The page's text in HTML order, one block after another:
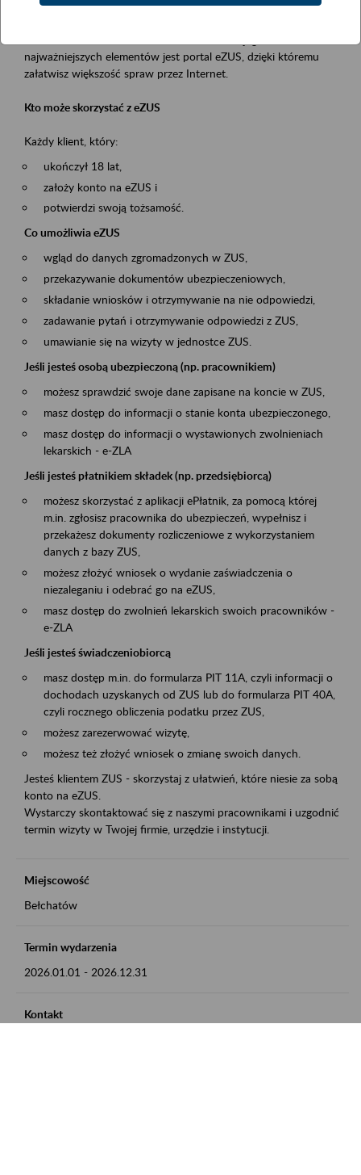
Platforma Usług Elektronicznych ZUS eZUS
najważniejszych elementów jest portal eZUS, dzięki któremu
załatwisz większość spraw przez Internet.
Kto może skorzystać z eZUS
Każdy klient, który:
ukończył 18 lat,
założy konto na eZUS i
potwierdzi swoją tożsamość.
Co umożliwia eZUS
wgląd do danych zgromadzonych w ZUS,
przekazywanie dokumentów ubezpieczeniowych,
składanie wniosków i otrzymywanie na nie odpowiedzi,
zadawanie pytań i otrzymywanie odpowiedzi z ZUS,
umawianie się na wizyty w jednostce ZUS.
Jeśli jesteś osobą ubezpieczoną (np. pracownikiem)
możesz sprawdzić swoje dane zapisane na koncie w ZUS,
masz dostęp do informacji o stanie konta ubezpieczonego,
masz dostęp do informacji o wystawionych zwolnieniach
lekarskich - e-ZLA
Jeśli jesteś płatnikiem składek (np. przedsiębiorcą)
możesz skorzystać z aplikacji ePłatnik, za pomocą której
m.in. zgłosisz pracownika do ubezpieczeń, wypełnisz i
przekażesz dokumenty rozliczeniowe z wykorzystaniem
danych z bazy ZUS,
możesz złożyć wniosek o wydanie zaświadczenia o
niezaleganiu i odebrać go na eZUS,
masz dostęp do zwolnień lekarskich swoich pracowników -
e-ZLA
Jeśli jesteś świadczeniobiorcą
masz dostęp m.in. do formularza PIT 11A, czyli informacji o
dochodach uzyskanych od ZUS lub do formularza PIT 40A,
czyli rocznego obliczenia podatku przez ZUS,
możesz zarezerwować wizytę,
możesz też złożyć wniosek o zmianę swoich danych.
Jesteś klientem ZUS - skorzystaj z ułatwień, które niesie za sobą
konto na eZUS.
Wystarczy skontaktować się z naszymi pracownikami i uzgodnić
termin wizyty w Twojej firmie, urzędzie i instytucji.
Miejscowość
Bełchatów
Termin wydarzenia
2026.01.01 - 2026.12.31
Kontakt